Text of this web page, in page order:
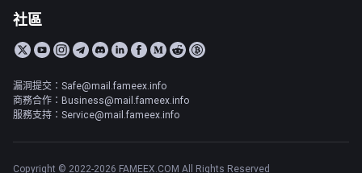
社區
漏洞提交：Safe@mail.fameex.info
商務合作：Business@mail.fameex.info
服務支持：Service@mail.fameex.info
Copyright © 2022-2026 FAMEEX.COM All Rights Reserved